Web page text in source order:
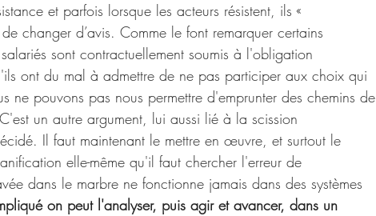
et parfois lorsque les acteurs résistent, ils «
changer d’avis. Comme le font remarquer certains
sont contractuellement soumis à l'obligation
ont du mal à admettre de ne pas participer aux choix qui
ne pouvons pas nous permettre d'emprunter des chemins de
un autre argument, lui aussi lié à la scission
Il faut maintenant le mettre en œuvre, et surtout le
elle-même qu'il faut chercher l'erreur de
dans le marbre ne fonctionne jamais dans des systèmes
on peut l'analyser, puis agir et avancer, dans un